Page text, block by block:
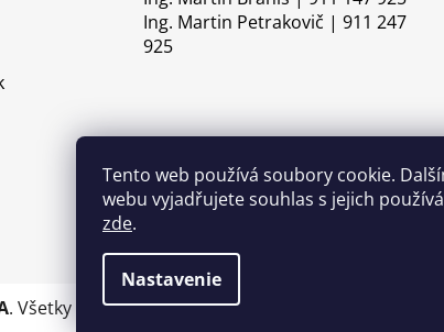
Tento web používá soubory cookie.
webu vyjadřujete souhlas s jejich
zde.
Nastavenie
Ing. Martin Petrakovič | 911 247
925
. Všetky práva vyhradené.